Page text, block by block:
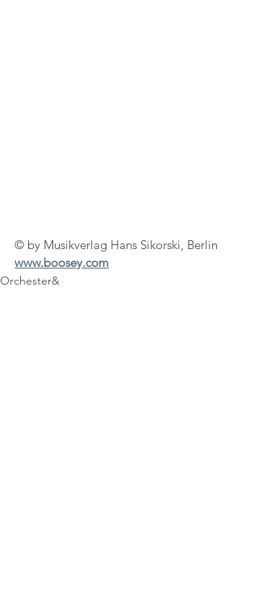
© by Musikverlag Hans Sikorski, Berlin
www.boosey.com
Orchester&